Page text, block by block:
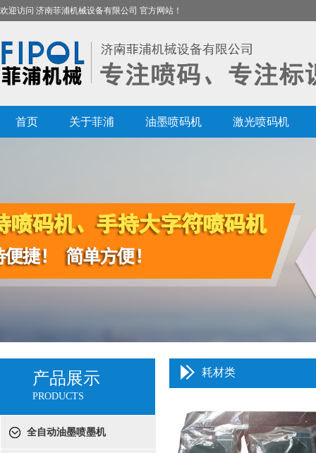
欢迎访问 济南菲浦机械设备有限公司 官方网站！
首页 关于菲浦 油墨喷码机 激光喷码机
产品展示
PRODUCTS
全自动油墨喷墨机
耗材类